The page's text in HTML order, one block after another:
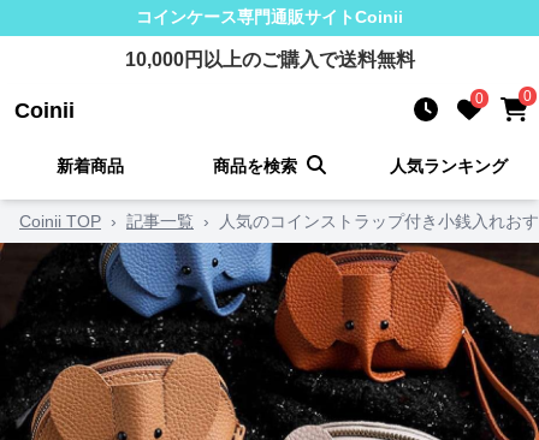
コインケース専門通販サイトCoinii
10,000円以上のご購入で送料無料
Coinii 0 0
新着商品 商品を検索 人気ランキング
Coinii TOP › 記事一覧 › 人気のコインストラップ付き小銭入れお